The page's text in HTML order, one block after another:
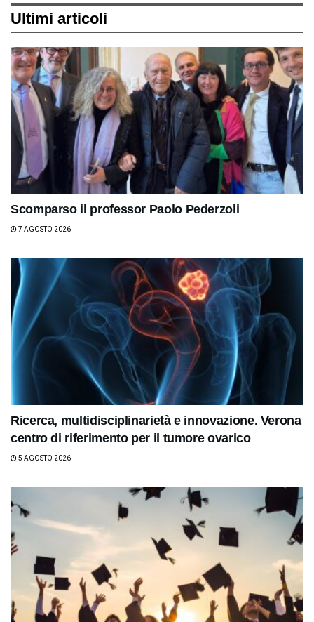
Ultimi articoli
Scomparso il professor Paolo Pederzoli
7 AGOSTO 2026
Ricerca, multidisciplinarietà e innovazione. Verona
centro di riferimento per il tumore ovarico
5 AGOSTO 2026